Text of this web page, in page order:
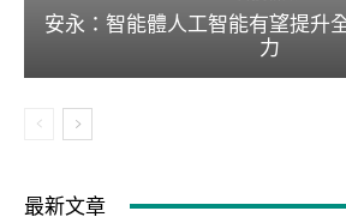
安永：智能體人工智能有望提升
力
最新文章